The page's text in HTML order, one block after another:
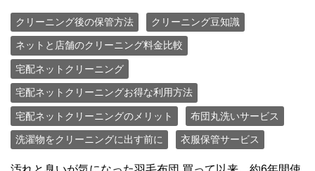
クリーニング後の保管方法 クリーニング豆知識
ネットと店舗のクリーニング料金比較
宅配ネットクリーニング
宅配ネットクリーニングお得な利用方法
宅配ネットクリーニングのメリット 布団丸洗いサービス
洗濯物をクリーニングに出す前に 衣服保管サービス